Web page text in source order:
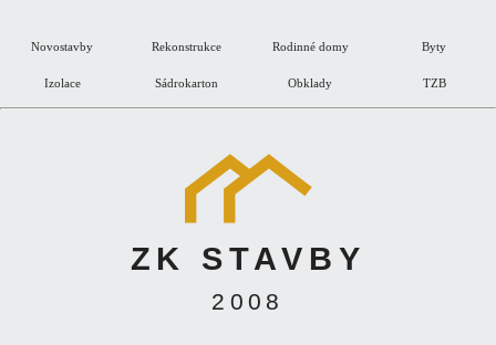
Novostavby Rekonstrukce Rodinné domy Byty
Izolace Sádrokarton Obklady TZB
ZK STAVBY
2008